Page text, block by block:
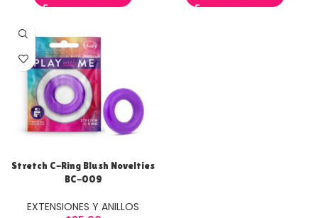
Stretch C-Ring Blush Novelties
BC-009
EXTENSIONES Y ANILLOS